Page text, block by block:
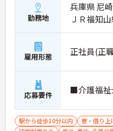
勤務地
兵庫県 尼
ＪＲ福知
雇用形態 正社員(正
応募要件 ■介護福祉
駅から徒歩10分以内 寮・借り上